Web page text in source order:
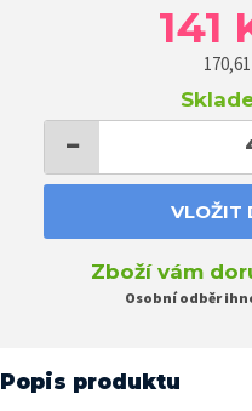
141
170,61
−
VLOŽIT
Zboží vám
Osobní odběr
Popis produktu